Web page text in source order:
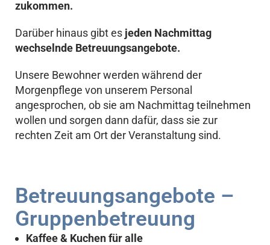
zukommen.
Darüber hinaus gibt es jeden Nachmittag
wechselnde Betreuungsangebote.
Unsere Bewohner werden während der
Morgenpflege von unserem Personal
angesprochen, ob sie am Nachmittag teilnehmen
wollen und sorgen dann dafür, dass sie zur
rechten Zeit am Ort der Veranstaltung sind.
Betreuungsangebote –
Gruppenbetreuung
Kaffee & Kuchen für alle